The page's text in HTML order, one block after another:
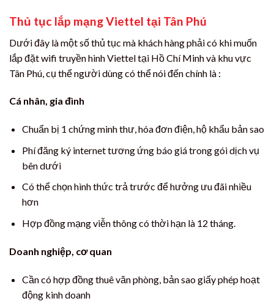
Thủ tục lắp mạng Viettel tại Tân Phú
Dưới đây là một số thủ tục mà khách hàng phải có khi muốn
lắp đặt wifi truyền hình Viettel tại Hồ Chí Minh và khu vực
Tân Phú, cụ thể người dùng có thể nói đến chính là :
Cá nhân, gia đình
Chuẩn bị 1 chứng minh thư, hóa đơn điện, hộ khẩu bản sao
Phí đăng ký internet tương ứng báo giá trong gói dịch vụ
bên dưới
Có thể chọn hình thức trả trước để hưởng ưu đãi nhiều
hơn
Hợp đồng mạng viễn thông có thời hạn là 12 tháng.
Doanh nghiệp, cơ quan
Cần có hợp đồng thuê văn phòng, bản sao giấy phép hoạt
động kinh doanh